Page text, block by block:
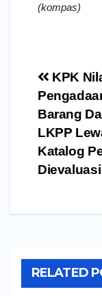
(kompas)
Navigasi
pos
KPK
Barang
LKPP
Katalog
Dievaluasi
RELATED